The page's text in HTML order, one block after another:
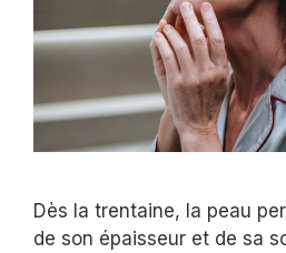
Dès la trentaine, la peau
de son épaisseur et de sa